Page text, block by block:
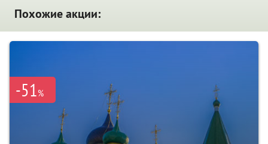
Похожие акции:
-51%